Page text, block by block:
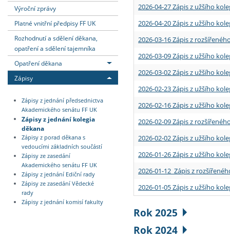
Absolventi fakulty
Vyjíždějící zaměstnanci
Výroční zprávy
Platné vnitřní předpisy FF UK
Rozhodnutí a sdělení děkana,
opatření a sdělení tajemníka
Opatření děkana
Zápisy
Zápisy z jednání předsednictva
Akademického senátu FF UK
Zápisy z jednání kolegia
děkana
Zápisy z porad děkana s
vedoucími základních součástí
Zápisy ze zasedání
Akademického senátu FF UK
Zápisy z jednání Ediční rady
Zápisy ze zasedání Vědecké
rady
Zápisy z jednání komisí fakulty
2026-04-27 Zápis z užšího
2026-04-20 Zápis z užšího
2026-03-16 Zápis z
2026-03-09 Zápis z užšího
2026-03-02 Zápis z užšího
2026-02-23 Zápis z užšího
2026-02-16 Zápis z užšího
2026-02-09 Zápis z
2026-02-02 Zápis z užšího
2026-01-26 Zápis z užšího
2026-01-12 Zápis z
2026-01-05 Zápis z užšího
Rok 2025
Rok 2024